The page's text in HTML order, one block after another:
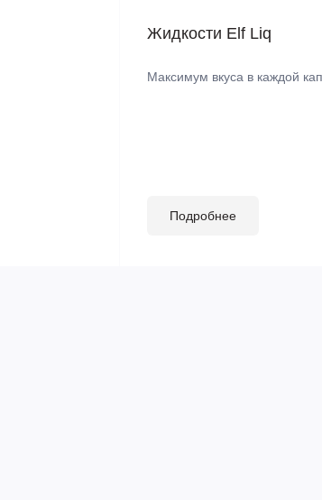
Жидкости Elf Liq
Максимум вкуса в каждой
Подробнее